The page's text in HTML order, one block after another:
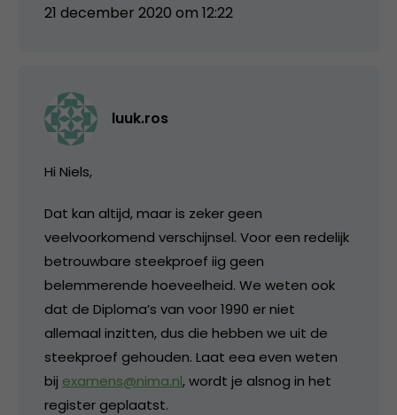
21 december 2020 om 12:22
luuk.ros
Hi Niels,
Dat kan altijd, maar is zeker geen
veelvoorkomend verschijnsel. Voor een redelijk
betrouwbare steekproef iig geen
belemmerende hoeveelheid. We weten ook
dat de Diploma’s van voor 1990 er niet
allemaal inzitten, dus die hebben we uit de
steekproef gehouden. Laat eea even weten
bij examens@nima.nl, wordt je alsnog in het
register geplaatst.